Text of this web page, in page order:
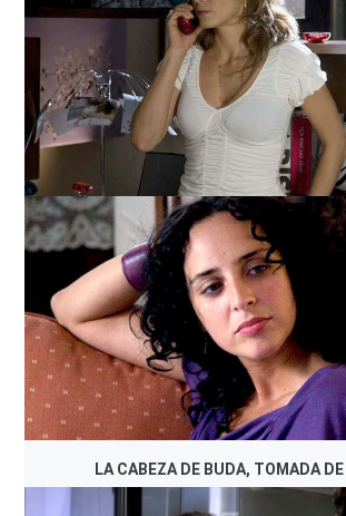
LA CABEZA DE BUDA, TOMADA DE
LA CABEZA DE BUDA, TOMADA